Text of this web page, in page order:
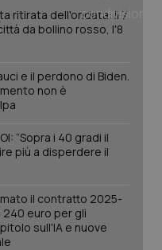
ritirata dell'ondata: il 7
da bollino rosso, l'8
e il perdono di Biden.
non è
“Sopra i 40 gradi il
più a disperdere il
il contratto 2025-
240 euro per gli
sull'IA e nuove
Google LLC
.quotidianosanita.it